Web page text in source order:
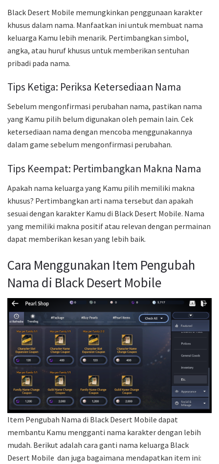
Black Desert Mobile memungkinkan penggunaan karakter
khusus dalam nama. Manfaatkan ini untuk membuat nama
keluarga Kamu lebih menarik. Pertimbangkan simbol,
angka, atau huruf khusus untuk memberikan sentuhan
pribadi pada nama.
Tips Ketiga: Periksa Ketersediaan Nama
Sebelum mengonfirmasi perubahan nama, pastikan nama
yang Kamu pilih belum digunakan oleh pemain lain. Cek
ketersediaan nama dengan mencoba menggunakannya
dalam game sebelum mengonfirmasi perubahan.
Tips Keempat: Pertimbangkan Makna Nama
Apakah nama keluarga yang Kamu pilih memiliki makna
khusus? Pertimbangkan arti nama tersebut dan apakah
sesuai dengan karakter Kamu di Black Desert Mobile. Nama
yang memiliki makna positif atau relevan dengan permainan
dapat memberikan kesan yang lebih baik.
Cara Menggunakan Item Pengubah
Nama di Black Desert Mobile
Item Pengubah Nama di Black Desert Mobile dapat
membantu Kamu mengganti nama karakter dengan lebih
mudah. Berikut adalah cara ganti nama keluarga Black
Desert Mobile dan juga bagaimana mendapatkan item ini: